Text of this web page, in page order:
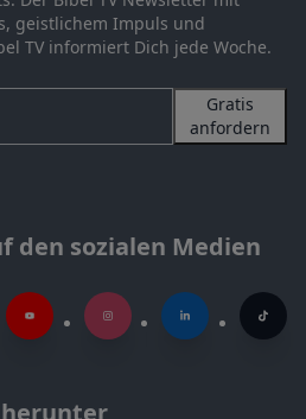
geistlichem Impuls und
TV informiert Dich jede Woche.
Gratis
anfordern
den sozialen Medien